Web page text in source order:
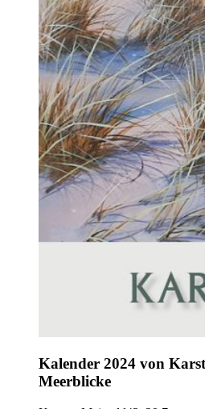
Kalender 2024 von
Meerblicke